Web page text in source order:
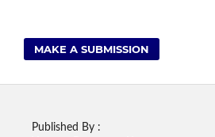
MAKE A SUBMISSION
Published By :